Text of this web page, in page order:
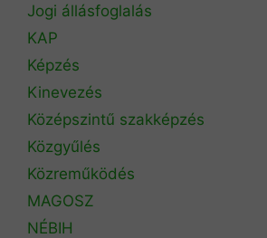
Jogi állásfoglalás
KAP
Képzés
Kinevezés
Középszintű szakképzés
Közgyűlés
Közreműködés
MAGOSZ
NÉBIH